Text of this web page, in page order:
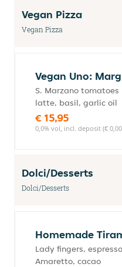
Vegan Pizza
Vegan Pizza
Vegan Uno:
S. Marzano tomatoes
latte, basil, garlic oil
€ 15,95
0,0% vol, incl. deposit (€
Dolci/Desserts
Dolci/Desserts
Homemade
Lady fingers,
Amaretto, cacao